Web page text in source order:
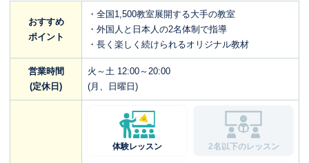
おすすめ
ポイント
・全国1,500教室展開する大手の教室
・外国人と日本人の2名体制で指導
・長く楽しく続けられるオリジナル教材
営業時間
(定休日)
火～土 12:00～20:00
(月、日曜日)
体験レッスン 2名以下のレッスン